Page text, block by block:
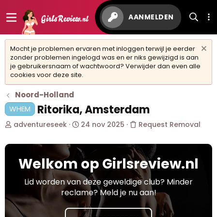
AANMELDEN
Mocht je problemen ervaren met inloggen terwijl je eerder
zonder problemen ingelogd was en er niks gewijzigd is aan
je gebruikersnaam of wachtwoord? Verwijder dan even alle
cookies voor deze site.
Noord-Holland
WHEM
Ritorika, Amsterdam
O
d
p
s
adventureseek
S
a
r
t
d
a
t
u
m
24 nov 2025 Request Removal
Welkom op Girlsreview.nl
Lid worden van deze geweldige club? Minder
reclame? Meld je nu aan!